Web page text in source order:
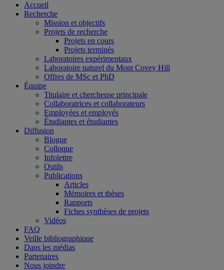
Accueil
Recherche
Mission et objectifs
Projets de recherche
Projets en cours
Projets terminés
Laboratoires expérimentaux
Laboratoire naturel du Mont Covey Hill
Offres de MSc et PhD
Équipe
Titulaire et chercheuse principale
Collaboratrices et collaborateurs
Employées et employés
Étudiantes et étudiantes
Diffusion
Blogue
Colloque
Infolettre
Outils
Publications
Articles
Mémoires et thèses
Rapports
Fiches synthèses de projets
Vidéos
FAQ
Veille bibliographique
Dans les médias
Partenaires
Nous joindre